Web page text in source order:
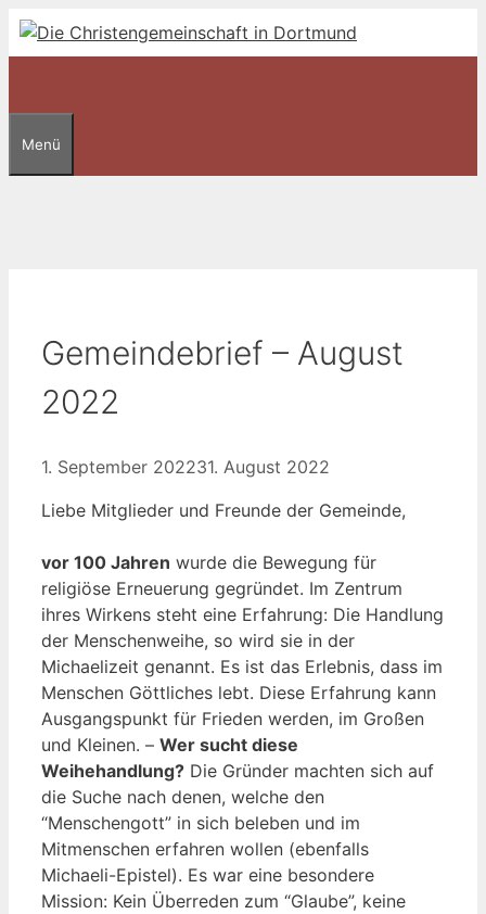
Zum
Inhalt
Menü
Gemeindebrief – August
2022
1. September 202231. August 2022
Liebe Mitglieder und Freunde der Gemeinde,
vor 100 Jahren wurde die Bewegung für
religiöse Erneuerung gegründet. Im Zentrum
ihres Wirkens steht eine Erfahrung: Die Handlung
der Menschenweihe, so wird sie in der
Michaelizeit genannt. Es ist das Erlebnis, dass im
Menschen Göttliches lebt. Diese Erfahrung kann
Ausgangspunkt für Frieden werden, im Großen
und Kleinen. – Wer sucht diese
Weihehandlung? Die Gründer machten sich auf
die Suche nach denen, welche den
“Menschengott” in sich beleben und im
Mitmenschen erfahren wollen (ebenfalls
Michaeli-Epistel). Es war eine besondere
Mission: Kein Überreden zum “Glaube”, keine